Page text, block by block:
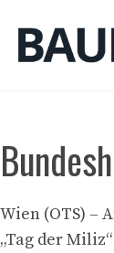
Inhalt
springen
Wien (OTS) –
„Tag der Miliz“